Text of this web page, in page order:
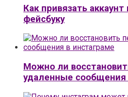
Как привязать
фейсбуку
Можно ли
удаленные сообщения